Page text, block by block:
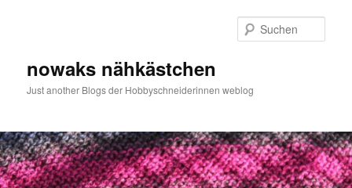
nowaks nähkästchen
Just another Blogs der Hobbyschneiderinnen weblog